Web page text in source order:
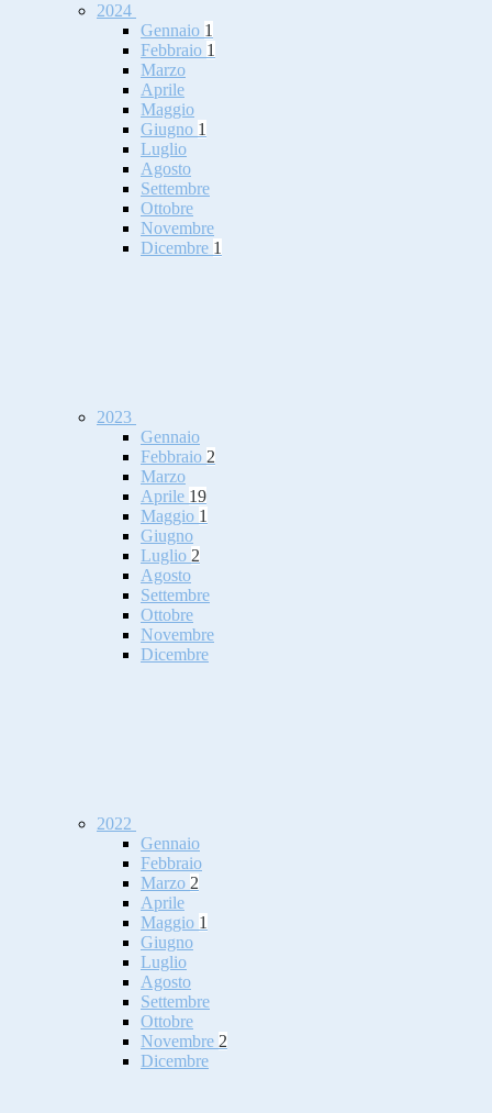
2024
Gennaio 1
Febbraio 1
Marzo
Aprile
Maggio
Giugno 1
Luglio
Agosto
Settembre
Ottobre
Novembre
Dicembre 1
2023
Gennaio
Febbraio 2
Marzo
Aprile 19
Maggio 1
Giugno
Luglio 2
Agosto
Settembre
Ottobre
Novembre
Dicembre
2022
Gennaio
Febbraio
Marzo 2
Aprile
Maggio 1
Giugno
Luglio
Agosto
Settembre
Ottobre
Novembre 2
Dicembre